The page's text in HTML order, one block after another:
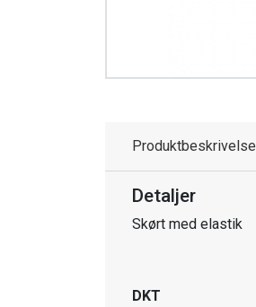
Produktbeskrivelse
Detaljer
Skørt med elastik
DKT